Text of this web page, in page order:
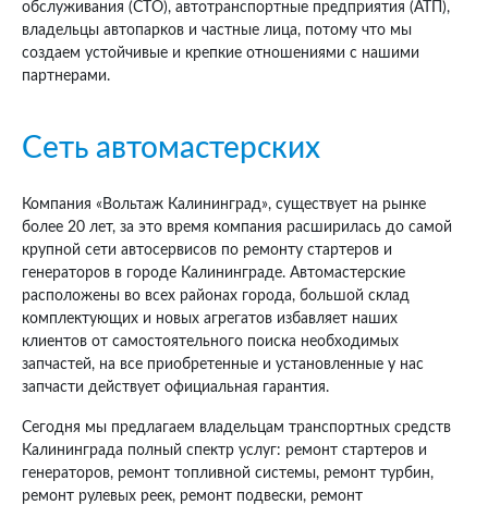
обслуживания (СТО), автотранспортные предприятия (АТП),
владельцы автопарков и частные лица, потому что мы
создаем устойчивые и крепкие отношениями с нашими
партнерами.
Сеть автомастерских
Компания «Вольтаж Калининград», существует на рынке
более 20 лет, за это время компания расширилась до самой
крупной сети автосервисов по ремонту стартеров и
генераторов в городе Калининграде. Автомастерские
расположены во всех районах города, большой склад
комплектующих и новых агрегатов избавляет наших
клиентов от самостоятельного поиска необходимых
запчастей, на все приобретенные и установленные у нас
запчасти действует официальная гарантия.
Сегодня мы предлагаем владельцам транспортных средств
Калининграда полный спектр услуг: ремонт стартеров и
генераторов, ремонт топливной системы, ремонт турбин,
ремонт рулевых реек, ремонт подвески, ремонт